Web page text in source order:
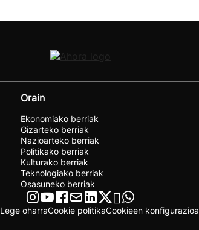
Orain
Ekonomiako berriak
Gizarteko berriak
Nazioarteko berriak
Politikako berriak
Kulturako berriak
Teknologiako berriak
Osasuneko berriak
Lege oharraCookie politikaCookieen konfigurazioa